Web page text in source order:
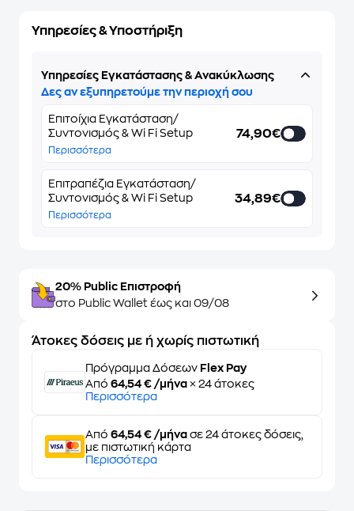
Υπηρεσίες & Υποστήριξη
Υπηρεσίες Εγκατάστασης & Ανακύκλωσης
Δες αν εξυπηρετούμε την περιοχή σου
Επιτοίχια Εγκατάσταση/
Συντονισμός & Wi Fi Setup
Περισσότερα
74,90€
Επιτραπέζια Εγκατάσταση/
Συντονισμός & Wi Fi Setup
Περισσότερα
34,89€
20% Public Επιστροφή
στο Public Wallet έως και 09/08
Άτοκες δόσεις με ή χωρίς πιστωτική
Πρόγραμμα Δόσεων Flex Pay
Από 64,54 € /μήνα × 24 άτοκες
Περισσότερα
Από 64,54 € /μήνα σε 24 άτοκες δόσεις,
με πιστωτική κάρτα
Περισσότερα